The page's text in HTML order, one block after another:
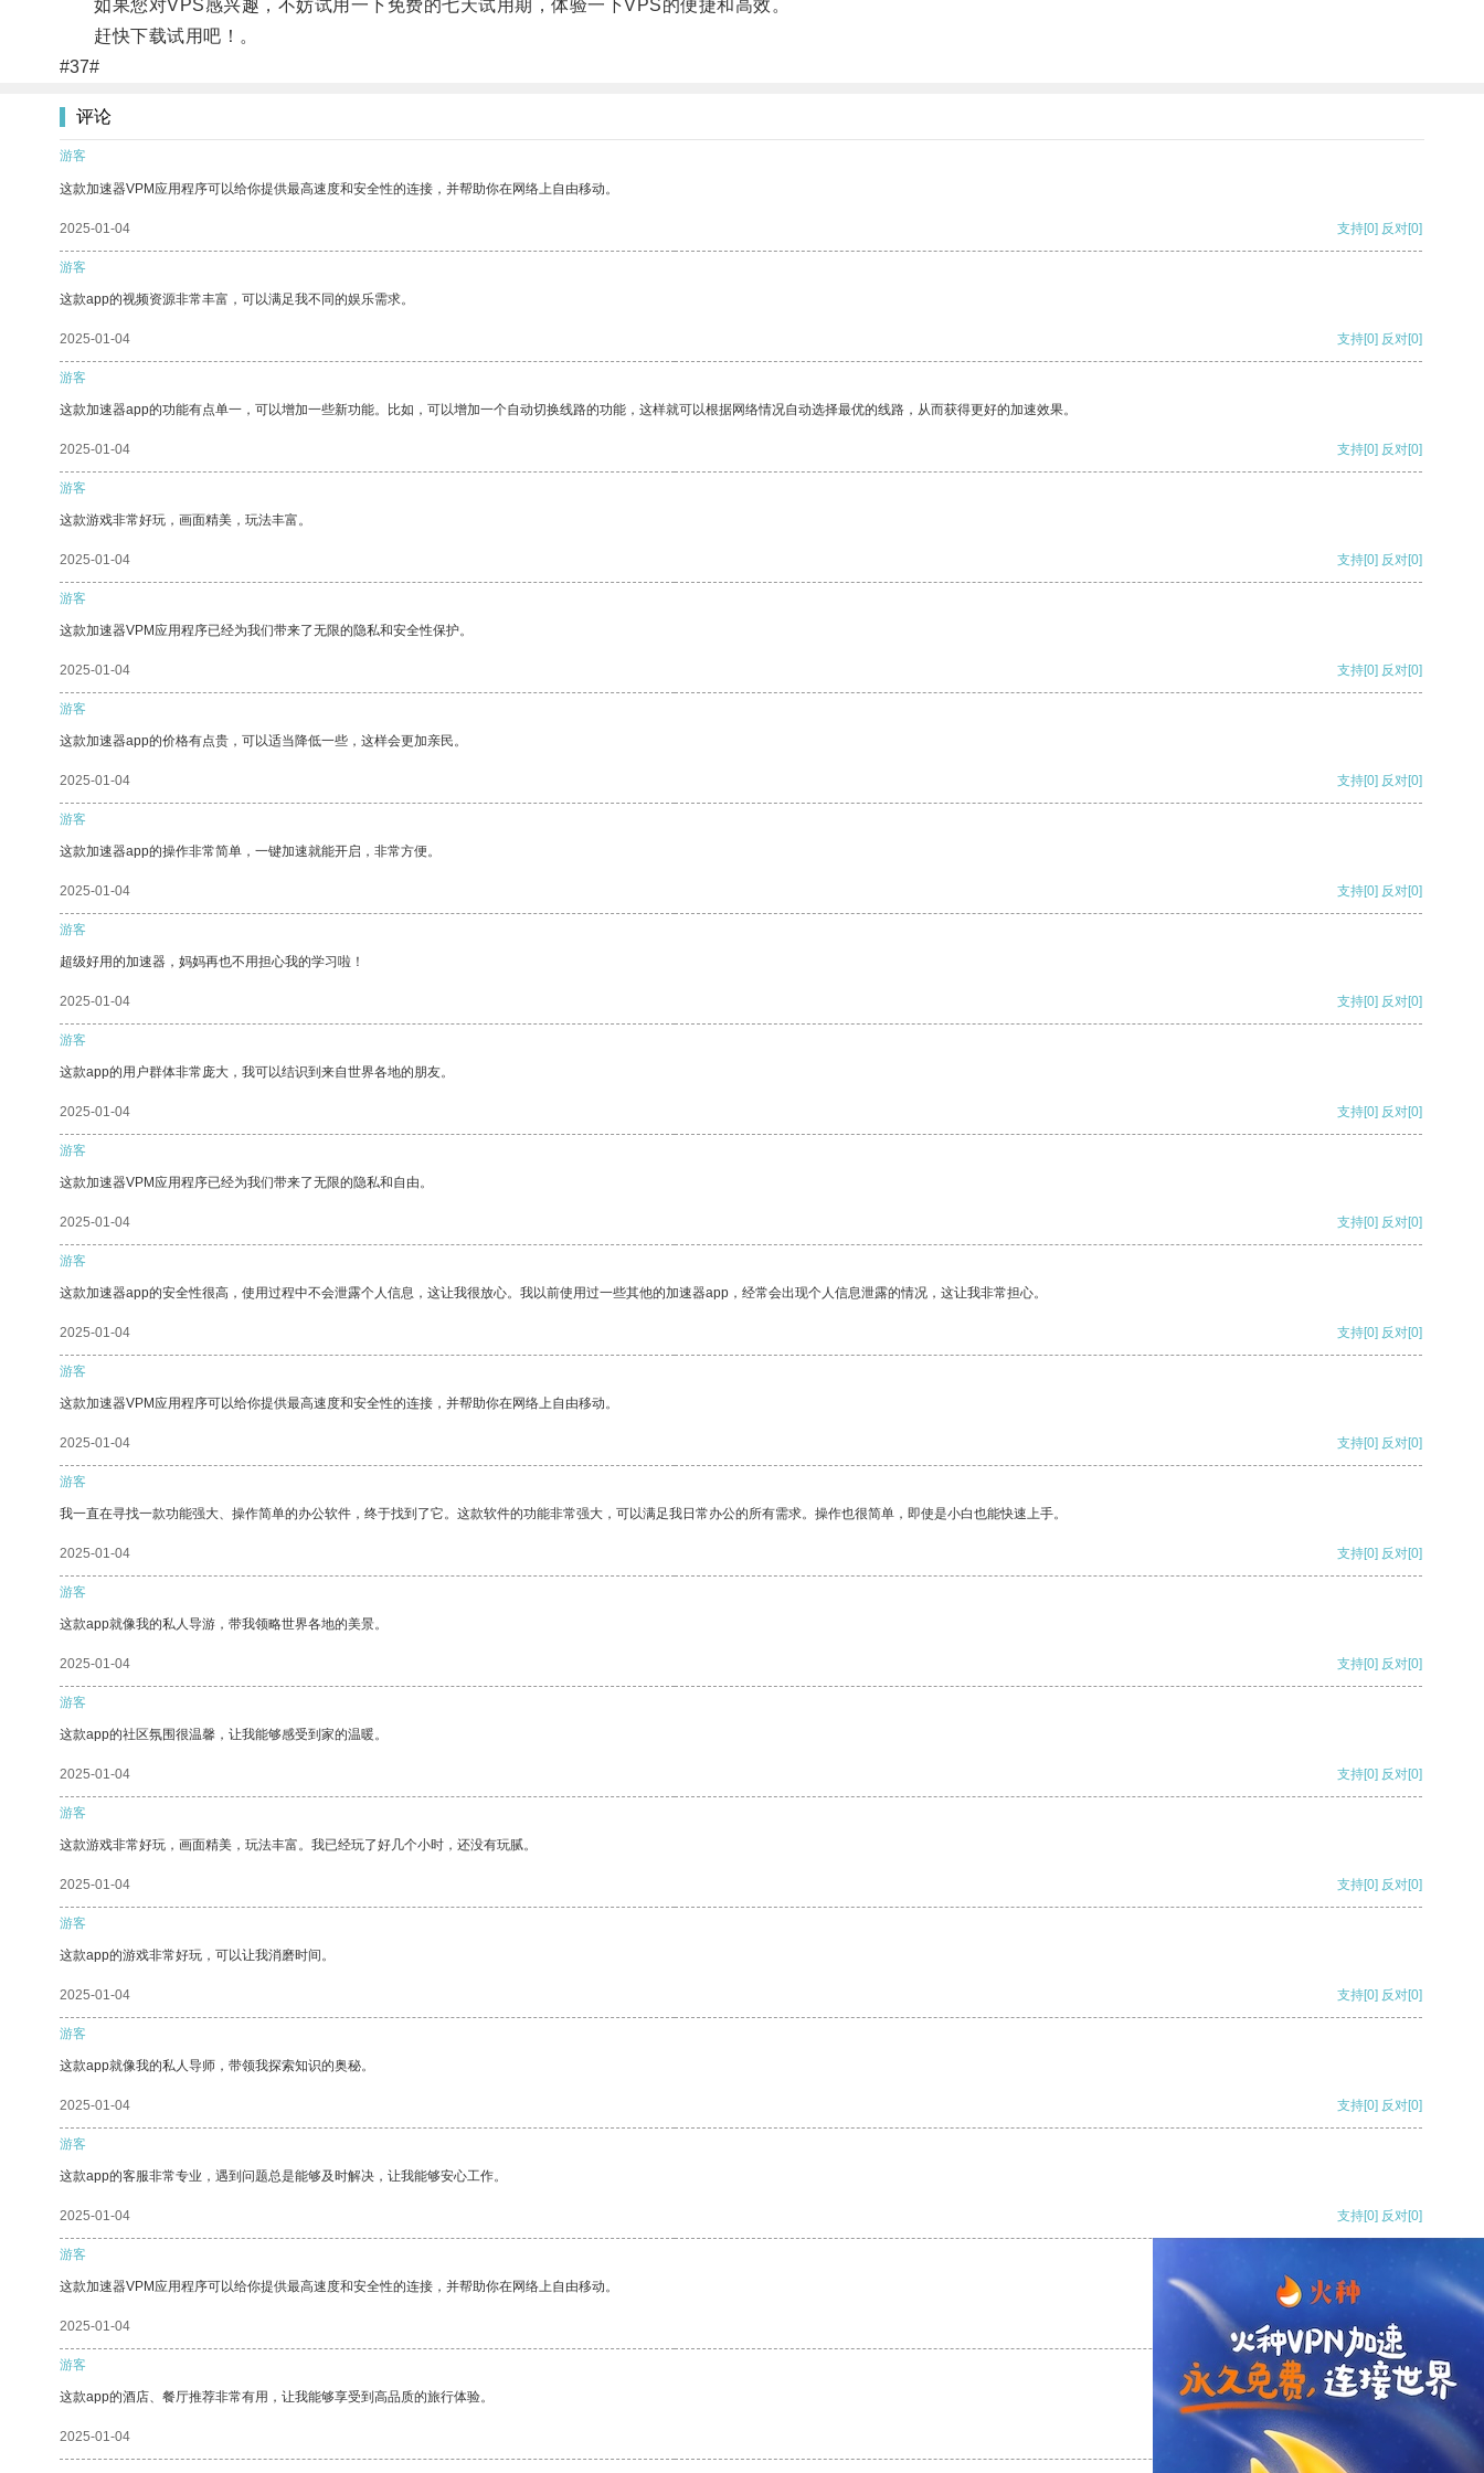
如果您对VPS感兴趣，不妨试用一下免费的七天试用期，体验一下VPS的便捷和高效。
赶快下载试用吧！。
#37#
评论
游客
这款加速器VPM应用程序可以给你提供最高速度和安全性的连接，并帮助你在网络上自由移动。
2025-01-04 支持[0] 反对[0]
游客
这款app的视频资源非常丰富，可以满足我不同的娱乐需求。
2025-01-04 支持[0] 反对[0]
游客
这款加速器app的功能有点单一，可以增加一些新功能。比如，可以增加一个自动切换线路的功能，这样就可以根据网络情况自动选择最优的线路，从而获得更好的加速效果。
2025-01-04 支持[0] 反对[0]
游客
这款游戏非常好玩，画面精美，玩法丰富。
2025-01-04 支持[0] 反对[0]
游客
这款加速器VPM应用程序已经为我们带来了无限的隐私和安全性保护。
2025-01-04 支持[0] 反对[0]
游客
这款加速器app的价格有点贵，可以适当降低一些，这样会更加亲民。
2025-01-04 支持[0] 反对[0]
游客
这款加速器app的操作非常简单，一键加速就能开启，非常方便。
2025-01-04 支持[0] 反对[0]
游客
超级好用的加速器，妈妈再也不用担心我的学习啦！
2025-01-04 支持[0] 反对[0]
游客
这款app的用户群体非常庞大，我可以结识到来自世界各地的朋友。
2025-01-04 支持[0] 反对[0]
游客
这款加速器VPM应用程序已经为我们带来了无限的隐私和自由。
2025-01-04 支持[0] 反对[0]
游客
这款加速器app的安全性很高，使用过程中不会泄露个人信息，这让我很放心。我以前使用过一些其他的加速器app，经常会出现个人信息泄露的情况，这让我非常担心。
2025-01-04 支持[0] 反对[0]
游客
这款加速器VPM应用程序可以给你提供最高速度和安全性的连接，并帮助你在网络上自由移动。
2025-01-04 支持[0] 反对[0]
游客
我一直在寻找一款功能强大、操作简单的办公软件，终于找到了它。这款软件的功能非常强大，可以满足我日常办公的所有需求。操作也很简单，即使是小白也能快速上手。
2025-01-04 支持[0] 反对[0]
游客
这款app就像我的私人导游，带我领略世界各地的美景。
2025-01-04 支持[0] 反对[0]
游客
这款app的社区氛围很温馨，让我能够感受到家的温暖。
2025-01-04 支持[0] 反对[0]
游客
这款游戏非常好玩，画面精美，玩法丰富。我已经玩了好几个小时，还没有玩腻。
2025-01-04 支持[0] 反对[0]
游客
这款app的游戏非常好玩，可以让我消磨时间。
2025-01-04 支持[0] 反对[0]
游客
这款app就像我的私人导师，带领我探索知识的奥秘。
2025-01-04 支持[0] 反对[0]
游客
这款app的客服非常专业，遇到问题总是能够及时解决，让我能够安心工作。
2025-01-04 支持[0] 反对[0]
游客
这款加速器VPM应用程序可以给你提供最高速度和安全性的连接，并帮助你在网络上自由移动。
2025-01-04 支持 反对
游客
这款app的酒店、餐厅推荐非常有用，让我能够享受到高品质的旅行体验。
2025-01-04 [0]